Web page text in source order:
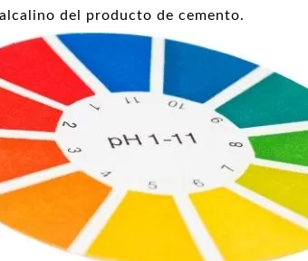
del producto de cemento.